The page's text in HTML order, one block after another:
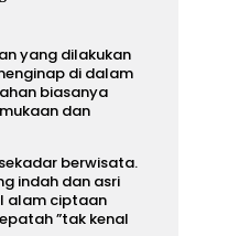
yang dilakukan
di dalam
biasanya
dan
berwisata.
indah dan asri
alam ciptaan
”tak kenal